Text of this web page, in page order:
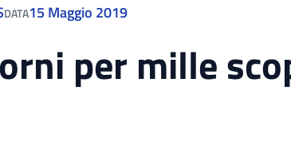
DATA15 Maggio 2019
per mille